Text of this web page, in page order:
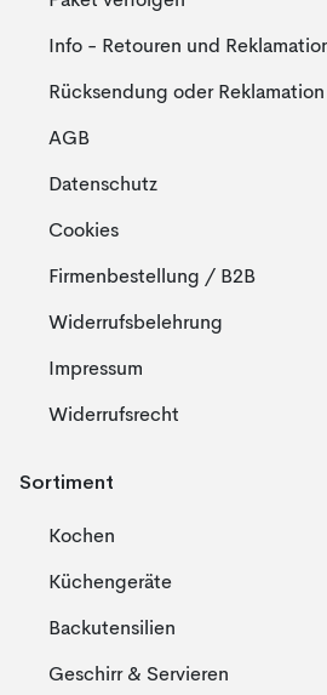
Info - Retouren und
Rücksendung oder
AGB
Datenschutz
Cookies
Firmenbestellung / B2B
Widerrufsbelehrung
Impressum
Widerrufsrecht
Sortiment
Kochen
Küchengeräte
Backutensilien
Geschirr & Servieren